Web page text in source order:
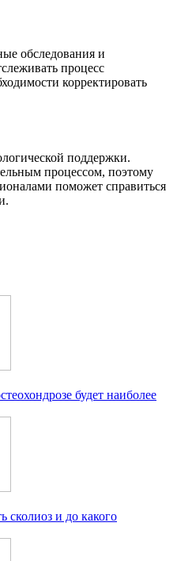
обследования и
процесс
корректировать
поддержки.
процессом, поэтому
поможет справиться
будет наиболее
сколиоз и до какого